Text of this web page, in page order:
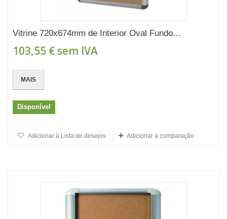
Vitrine 720x674mm de Interior Oval Fundo...
103,55 € sem IVA
MAIS
Disponível
Adicionar à Lista de desejos Adicionar à comparação